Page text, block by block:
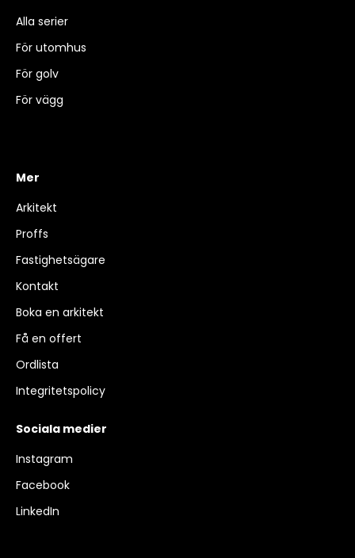
Alla serier
För utomhus
För golv
För vägg
Mer
Arkitekt
Proffs
Fastighetsägare
Kontakt
Boka en arkitekt
Få en offert
Ordlista
Integritetspolicy
Sociala medier
Instagram
Facebook
LinkedIn